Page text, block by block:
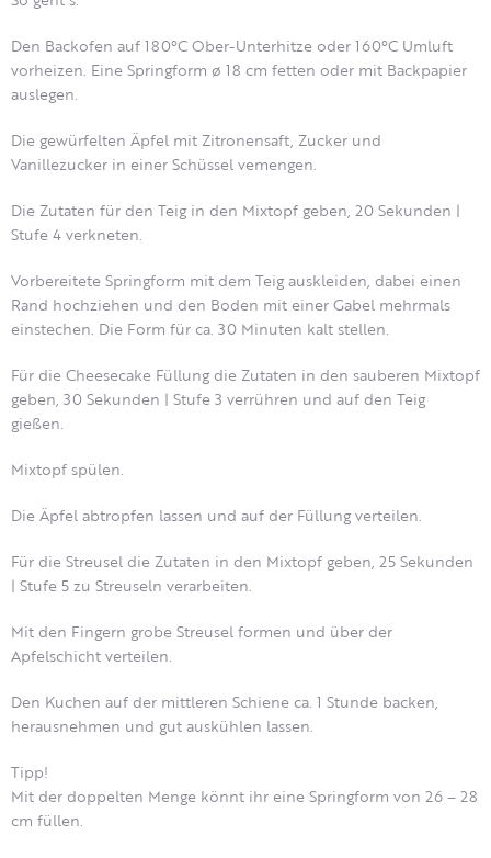
Den Backofen auf 180°C Ober-Unterhitze oder 160°C Umluft
vorheizen. Eine Springform ø 18 cm fetten oder mit Backpapier
auslegen.
Die gewürfelten Äpfel mit Zitronensaft, Zucker und
Vanillezucker in einer Schüssel vemengen.
Die Zutaten für den Teig in den Mixtopf geben, 20 Sekunden |
Stufe 4 verkneten.
Vorbereitete Springform mit dem Teig auskleiden, dabei einen
Rand hochziehen und den Boden mit einer Gabel mehrmals
einstechen. Die Form für ca. 30 Minuten kalt stellen.
Für die Cheesecake Füllung die Zutaten in den sauberen Mixtopf
geben, 30 Sekunden | Stufe 3 verrühren und auf den Teig
gießen.
Mixtopf spülen.
Die Äpfel abtropfen lassen und auf der Füllung verteilen.
Für die Streusel die Zutaten in den Mixtopf geben, 25 Sekunden
| Stufe 5 zu Streuseln verarbeiten.
Mit den Fingern grobe Streusel formen und über der
Apfelschicht verteilen.
Den Kuchen auf der mittleren Schiene ca. 1 Stunde backen,
herausnehmen und gut auskühlen lassen.
Tipp!
Mit der doppelten Menge könnt ihr eine Springform von 26 – 28
cm füllen.